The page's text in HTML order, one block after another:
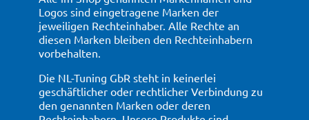
Logos sind eingetragene Marken der
jeweiligen Rechteinhaber. Alle Rechte an
diesen Marken bleiben den Rechteinhabern
vorbehalten.
Die NL-Tuning GbR steht in keinerlei
geschäftlicher oder rechtlicher Verbindung zu
den genannten Marken oder deren